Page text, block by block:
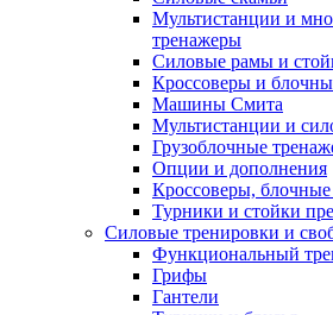
Мультистанции и
тренажеры
Силовые рамы и
Кроссоверы и
Машины Смита
Мультистанции и
Грузоблочные
Опции и дополнения
Кроссоверы,
Турники и стойки
Силовые тренировки и
Функциональный
Грифы
Гантели